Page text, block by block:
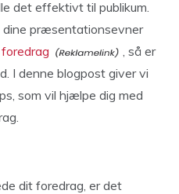
det effektivt til publikum.
dine præsentationsevner
foredrag
, så er
I denne blogpost giver vi
som vil hjælpe dig med
dit foredrag, er det